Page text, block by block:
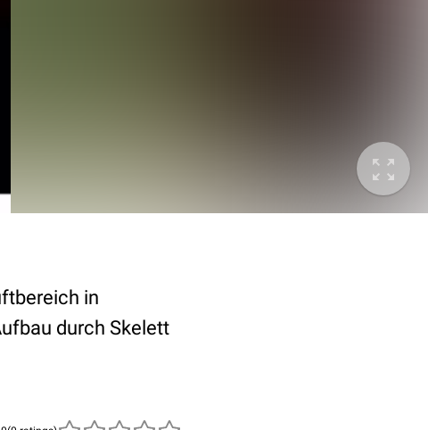
in
durch Skelett